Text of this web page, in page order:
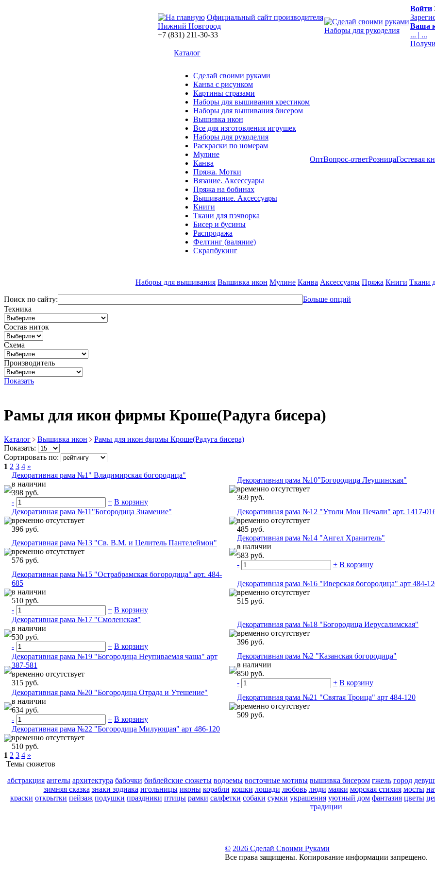
Официальный сайт производителя
Нижний Новгород
+7 (831) 211-30-33
Наборы для рукоделия
Войти
Ваша
... | ...
Каталог
Сделай своими руками
Канва с рисунком
Картины стразами
Наборы для вышивания крестиком
Наборы для вышивания бисером
Вышивка икон
Все для изготовления игрушек
Наборы для рукоделия
Раскраски по номерам
Мулине
Канва
Пряжа. Мотки
Вязание. Аксессуары
Пряжа на бобинах
Вышивание. Аксессуары
Книги
Ткани для пэчворка
Бисер и бусины
Распродажа
Фелтинг (валяние)
Скрапбукинг
ОптВопрос-ответРозницаГостевая
Наборы для вышивания Вышивка икон Мулине Канва Аксессуары Пряжа Книги Ткани
Поиск по сайту:
Больше опций
Техника
Состав ниток
Схема
Производитель
Показать
Рамы для икон фирмы Кроше(Радуга бисера)
Каталог Вышивка икон
Рамы для икон фирмы Кроше(Радуга бисера)
Показать:
Сортировать по:
1 2 3 4 »
Декоративная рама №1" Владимирская богородица"
в наличии
398 руб.
-
+ В корзину
Декоративная рама №10"Богородица Леушинская"
временно отсутствует
369 руб.
Декоративная рама №11"Богородица Знамение"
временно отсутствует
396 руб.
Декоративная рама №12 "Утоли Мои Печали" арт. 1417-
временно отсутствует
485 руб.
Декоративная рама №13 "Св. В.М. и Целитель Пантелеймон"
временно отсутствует
576 руб.
Декоративная рама №14 "Ангел Хранитель"
в наличии
583 руб.
-
+ В корзину
Декоративная рама №15 "Острабрамская богородица" арт. 484-
685
в наличии
510 руб.
-
+ В корзину
Декоративная рама №16 "Иверская богородица" арт 484-
временно отсутствует
515 руб.
Декоративная рама №17 "Смоленская"
в наличии
530 руб.
-
+ В корзину
Декоративная рама №18 "Богородица Иерусалимская"
временно отсутствует
396 руб.
Декоративная рама №19 "Богородица Неупиваемая чаша" арт
387-581
временно отсутствует
315 руб.
Декоративная рама №2 "Казанская богородица"
в наличии
850 руб.
-
+ В корзину
Декоративная рама №20 "Богородица Отрада и Утешение"
в наличии
634 руб.
-
+ В корзину
Декоративная рама №21 "Святая Троица" арт 484-120
временно отсутствует
509 руб.
Декоративная рама №22 "Богородица Милующая" арт 486-120
временно отсутствует
510 руб.
1 2 3 4 »
Темы сюжетов
абстракция ангелы архитектура бабочки библейские сюжеты водоемы восточные мотивы вышивка бисером гжель город
зимняя сказка знаки зодиака игольницы иконы корабли кошки лошади любовь люди маяки морская стихия мосты
краски открытки пейзаж подушки праздники птицы рамки салфетки собаки сумки украшения уютный дом фантазия цветы
традиции
© 2026 Сделай Своими Руками
Все права защищены. Копирование информации запрещено.